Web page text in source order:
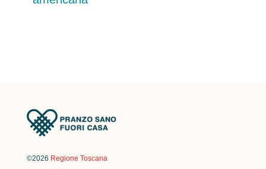
©2026 Regione Toscana